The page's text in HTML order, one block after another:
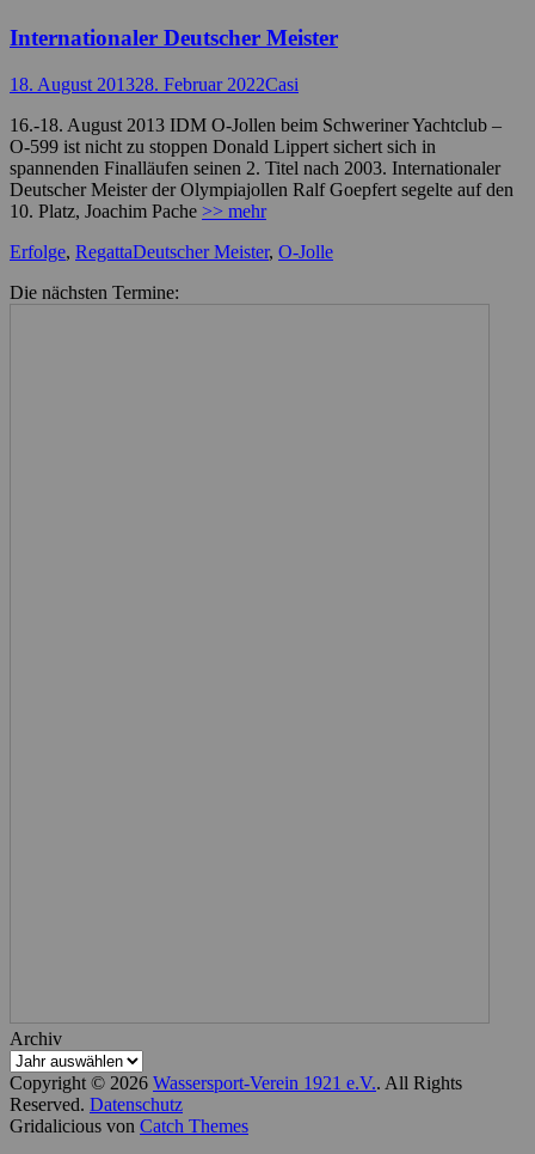
Internationaler Deutscher Meister
Posted
18. August 201328. Februar 2022Autor
Casi
16.-18. August 2013 IDM O-Jollen beim Schweriner Yachtclub –
O-599 ist nicht zu stoppen Donald Lippert sichert sich in
spannenden Finalläufen seinen 2. Titel nach 2003. Internationaler
Deutscher Meister der Olympiajollen Ralf Goepfert segelte auf den
10. Platz, Joachim Pache >> mehr
Kategorien
Erfolge, RegattaSchlagworte
Deutscher Meister, O-Jolle
Die nächsten Termine:
Archiv
Copyright © 2026 Wassersport-Verein 1921 e.V.. All Rights
Reserved. Datenschutz
Gridalicious von Catch Themes